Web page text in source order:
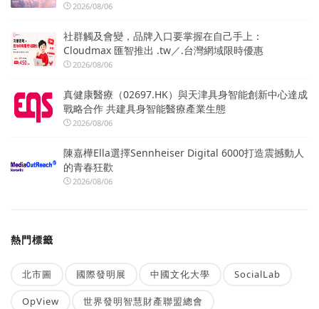
2026/08/06
社群觸及會變，品牌入口要掌握在自己手上：
Cloudmax 匯智推出 .tw／.台灣網域限時優惠
2026/08/06
真健康醫療（02697.HK）與天津具身智能創新中心達成
戰略合作 共建具身智能醫療產業生態
2026/08/06
陳嘉樺Ella選擇Sennheiser Digital 6000打造震撼動人
的青春狂歡
2026/08/06
熱門標籤
北市圖 國際發明展 中國文化大學 SocialLab
OpView 世界發明智慧財產聯盟總會